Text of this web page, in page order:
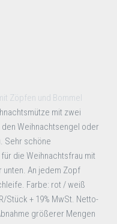
Zöpfen und Bommel
mit zwei
Weihnachtsengel oder
Sehr schöne
die Weihnachtsfrau mit
An jedem Zopf
Farbe: rot / weiß
Stück + 19% MwSt. Netto-
größerer Mengen